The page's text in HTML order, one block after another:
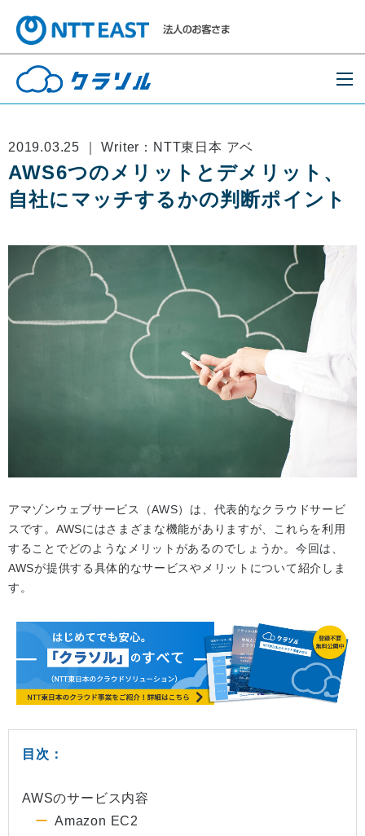
2019.03.25 ｜ Writer：NTT東日本 アベ
AWS6つのメリットとデメリット、
自社にマッチするかの判断ポイント
アマゾンウェブサービス（AWS）は、代表的なクラウドサービ
スです。AWSにはさまざまな機能がありますが、これらを利用
することでどのようなメリットがあるのでしょうか。今回は、
AWSが提供する具体的なサービスやメリットについて紹介しま
す。
目次：
AWSのサービス内容
Amazon EC2